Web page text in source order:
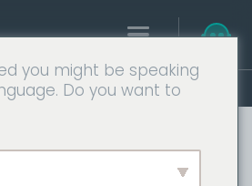
для душа - FG
you might be speaking
Do you want to